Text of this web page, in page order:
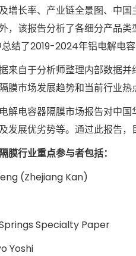
增长率、产业链全景图、中
，该报告分析了各细分产品
结了2019-2024年铝电解电
来自于分析师整理内部数据
膜市场发展趋势和当前行业
解电容器隔膜市场报告对中
发展优劣势等。通过此报告
膜行业重点参与者包括：
(Zhejiang Kan)
Specialty Paper
Yoshi